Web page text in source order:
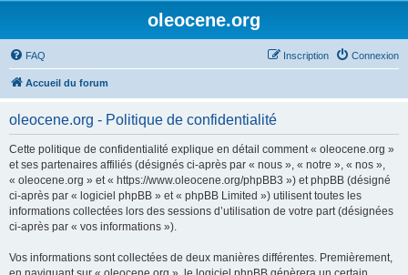
oleocene.org
FAQ Connexion
Inscription
Accueil du forum
oleocene.org - Politique de confidentialité
Cette politique de confidentialité explique en détail comment « oleocene.org »
et ses partenaires affiliés (désignés ci-après par « nous », « notre », « nos »,
« oleocene.org » et « https://www.oleocene.org/phpBB3 ») et phpBB (désigné
ci-après par « logiciel phpBB » et « phpBB Limited ») utilisent toutes les
informations collectées lors des sessions d’utilisation de votre part (désignées
ci-après par « vos informations »).
Vos informations sont collectées de deux manières différentes. Premièrement,